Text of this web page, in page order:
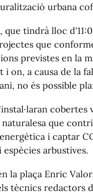
urbana
que tindrà lloc
que
previstes en la
on, a causa de la
no és possible
cobertes
naturalesa que
i captar
arbustives.
la plaça Enric
tècnics redactors